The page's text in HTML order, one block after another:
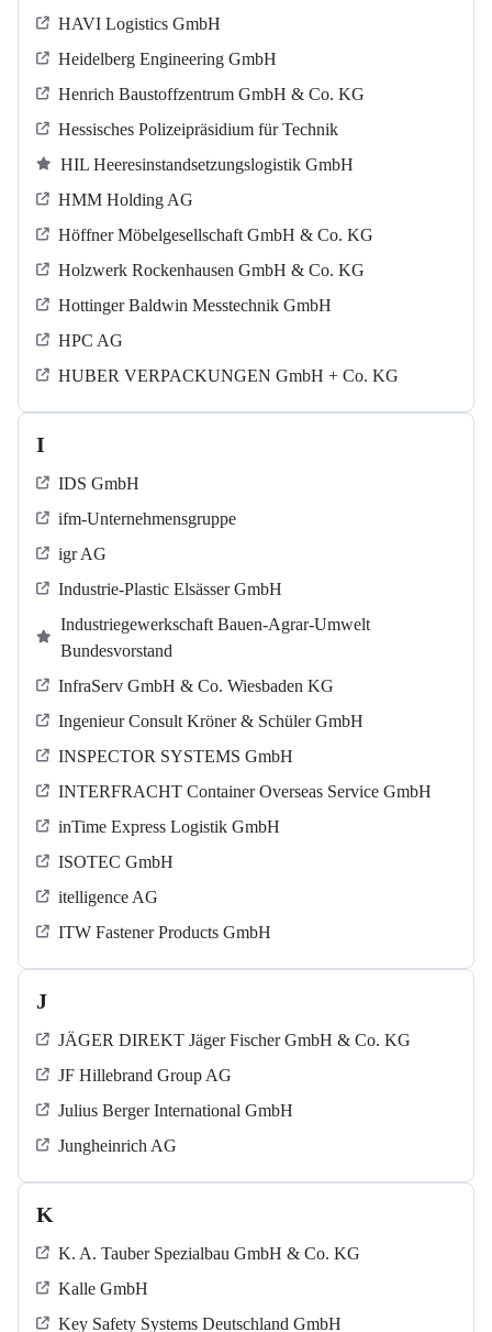
HAVI Logistics GmbH
Heidelberg Engineering GmbH
Henrich Baustoffzentrum GmbH & Co. KG
Hessisches Polizeipräsidium für Technik
HIL Heeresinstandsetzungslogistik GmbH
HMM Holding AG
Höffner Möbelgesellschaft GmbH & Co. KG
Holzwerk Rockenhausen GmbH & Co. KG
Hottinger Baldwin Messtechnik GmbH
HPC AG
HUBER VERPACKUNGEN GmbH + Co. KG
I
IDS GmbH
ifm-Unternehmensgruppe
igr AG
Industrie-Plastic Elsässer GmbH
Industriegewerkschaft Bauen-Agrar-Umwelt
Bundesvorstand
InfraServ GmbH & Co. Wiesbaden KG
Ingenieur Consult Kröner & Schüler GmbH
INSPECTOR SYSTEMS GmbH
INTERFRACHT Container Overseas Service GmbH
inTime Express Logistik GmbH
ISOTEC GmbH
itelligence AG
ITW Fastener Products GmbH
J
JÄGER DIREKT Jäger Fischer GmbH & Co. KG
JF Hillebrand Group AG
Julius Berger International GmbH
Jungheinrich AG
K
K. A. Tauber Spezialbau GmbH & Co. KG
Kalle GmbH
Key Safety Systems Deutschland GmbH